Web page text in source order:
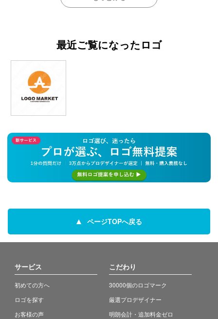
最近ご覧になったロゴ
ページTOPへ戻る
サービス
初めての方へ
ロゴを探す
お客様の声
こだわり
30000個のロゴマーク
厳選プロデザイナー
明朗会計・追加料金ゼロ